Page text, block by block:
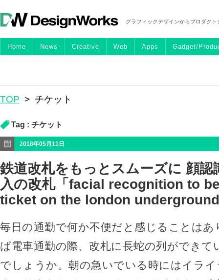
グラフィックデザインからプロダク
Home News Creative Web Apps Gadget/
TOP > チケット
Tag : チケット
2018年05月11日
鉄道改札をもっとスムーズに 顔認
入の改札「facial recognition to
ticket on the london
毎日の通勤で何か不便だと感じることは
ば電車通勤の際、改札に長蛇の列ができて
でしょうか。朝の急いでいる時にはイラ